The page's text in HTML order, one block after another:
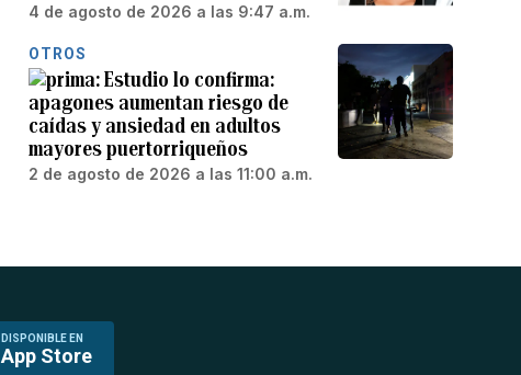
4 de agosto de 2026 a las 9:47 a.m.
OTROS
Estudio lo confirma:
apagones aumentan riesgo de
caídas y ansiedad en adultos
mayores puertorriqueños
2 de agosto de 2026 a las 11:00 a.m.
DISPONIBLE EN
App Store